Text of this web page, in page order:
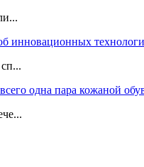
инновационных
одна пара кожаной